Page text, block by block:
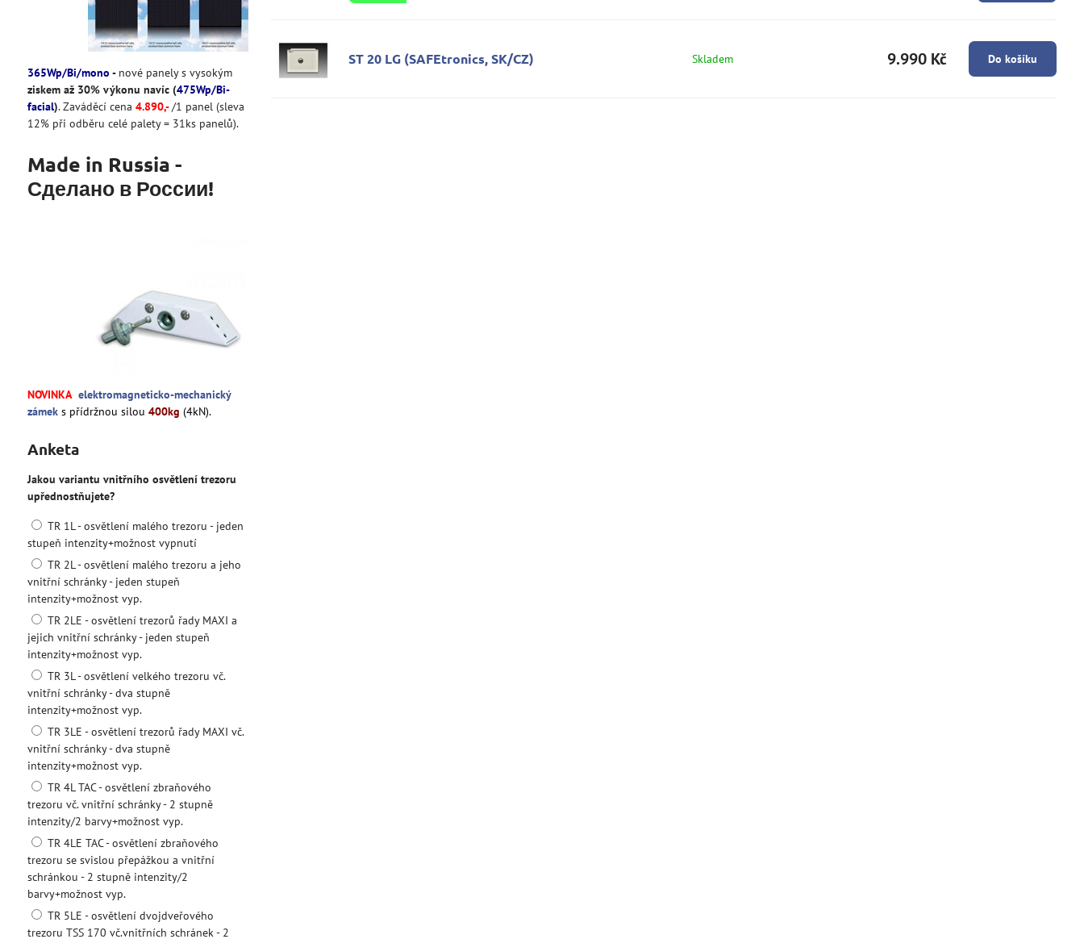
ST 20 LG (SAFEtronics, SK/CZ) Skladem 9.990 Kč Do košíku
365Wp/Bi/mono - nové panely s vysokým
ziskem až 30% výkonu navíc (475Wp/Bi-
facial). Zaváděcí cena 4.890,-/1 panel (sleva
12% při odběru celé palety = 31ks panelů).
Made in Russia -
Сделано в России!
NOVINKA elektromagneticko-mechanický
zámek s přídržnou silou 400kg (4kN).
Anketa
Jakou variantu vnitřního osvětlení trezoru
upřednostňujete?
TR 1L - osvětlení malého trezoru - jeden
stupeň intenzity+možnost vypnutí
TR 2L - osvětlení malého trezoru a jeho
vnitřní schránky - jeden stupeň
intenzity+možnost vyp.
TR 2LE - osvětlení trezorů řady MAXI a
jejich vnitřní schránky - jeden stupeň
intenzity+možnost vyp.
TR 3L - osvětlení velkého trezoru vč.
vnitřní schránky - dva stupně
intenzity+možnost vyp.
TR 3LE - osvětlení trezorů řady MAXI vč.
vnitřní schránky - dva stupně
intenzity+možnost vyp.
TR 4L TAC - osvětlení zbraňového
trezoru vč. vnitřní schránky - 2 stupně
intenzity/2 barvy+možnost vyp.
TR 4LE TAC - osvětlení zbraňového
trezoru se svislou přepážkou a vnitřní
schránkou - 2 stupně intenzity/2
barvy+možnost vyp.
TR 5LE - osvětlení dvojdveřového
trezoru TSS 170 vč.vnitřních schránek - 2